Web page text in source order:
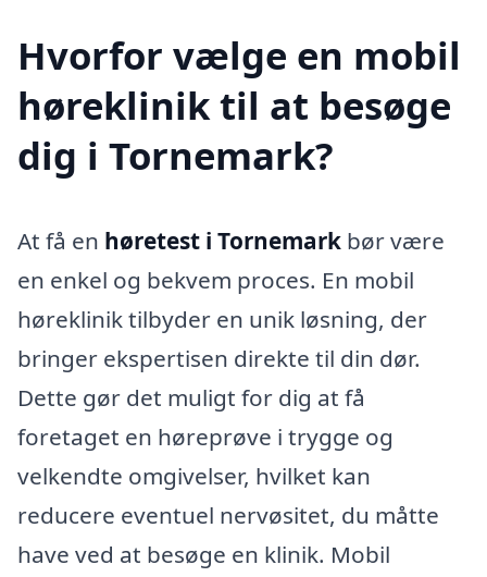
Hvorfor vælge en mobil
høreklinik til at besøge
dig i Tornemark?
At få en høretest i Tornemark bør være
en enkel og bekvem proces. En mobil
høreklinik tilbyder en unik løsning, der
bringer ekspertisen direkte til din dør.
Dette gør det muligt for dig at få
foretaget en høreprøve i trygge og
velkendte omgivelser, hvilket kan
reducere eventuel nervøsitet, du måtte
have ved at besøge en klinik. Mobil